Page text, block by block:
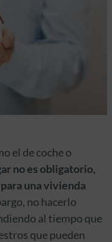
el de coche o
no es obligatorio,
una vivienda
no hacerlo
al tiempo que
que pueden